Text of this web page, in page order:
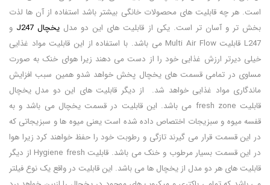
است. هر چه قابلیت های محصولات خانگی بیشتر باشد استفاده از آن ها لذت
بخش تر و آسان تر است. یکی از قابلیت های این دو مدل یخچال J247
و
L247 قابلیت Multi Air Flow می باشد. با استفاده از این قابلیت مواد غذایی
خیلی دیرتر ارزش غذایی خود را از دست می دهند زیرا هوای خنک به صورت
مساوی در تمامی قسمت های یخچال پخش خواهد شدو همین سبب افزایش
ماندگاری مواد غذایی خواهد شد. از دیگر قابلیت های این دو مدل یخچال
قابلیت fresh zone می باشد. این قابلیت در قسمت یخچال می باشد و به
قفسه میوه و سبزیجات اختصاص داده شده است یعنی میوه ها و سبزیجاتی که
در این قسمت قرار می گیرند تازگی و رطوبت خود را حفظ خواهند کرد زیرا هوا
در این قسمت بسیار مرطوب و خنک می باشد. قابلیت Hygiene fresh از دیگر
قابلیت های هر دو مدل از یخچال ها می باشد. این قابلیت در واقع یک نوع فیلتر